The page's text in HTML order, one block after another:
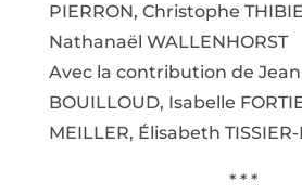
PIERRON, Christophe
Nathanaël WALLENHORST
Avec la contribution de
BOUILLOUD, Isabelle
MEILLER, Élisabeth
* * *